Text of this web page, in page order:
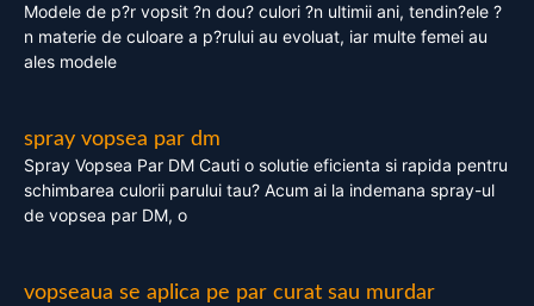
Modele de p?r vopsit ?n dou? culori ?n ultimii ani, tendin?ele ?
n materie de culoare a p?rului au evoluat, iar multe femei au
ales modele
spray vopsea par dm
Spray Vopsea Par DM Cauti o solutie eficienta si rapida pentru
schimbarea culorii parului tau? Acum ai la indemana spray-ul
de vopsea par DM, o
vopseaua se aplica pe par curat sau murdar